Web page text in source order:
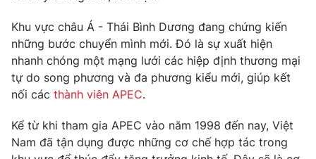
Nhân vật
Khán giả
Giải sao mai
Âm nhạc
Sao
Đời sống
Du lịch
Làm đẹp
Giáo dục
Tuyển sinh
Học trực tuyến
Hitech Công nghệ tương lai
Giao lưu trực tuyến
Khu vực châu Á - Thái Bình Dương đang chứng kiến
những bước chuyển mình mới. Đó là sự xuất hiện
nhanh chóng một mạng lưới các hiệp định thương mại
tự do song phương và đa phương kiểu mới, giúp kết
nối các thành viên APEC.
Kể từ khi tham gia APEC vào năm 1998 đến nay, Việt
Nam đã tận dụng được những cơ chế hợp tác trong